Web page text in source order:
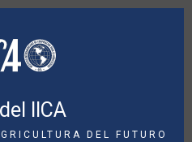
IICA
DEL FUTURO